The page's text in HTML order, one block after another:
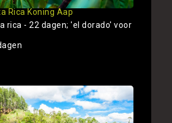
Rica Koning Aap
rica - 22 dagen; 'el dorado' voor